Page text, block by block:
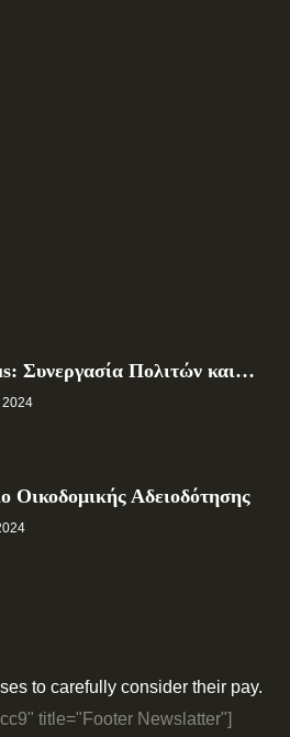
Συνεργασία Πολιτών και…
2024
Οικοδομικής Αδειοδότησης
to carefully consider their pay.
title="Footer Newslatter"]